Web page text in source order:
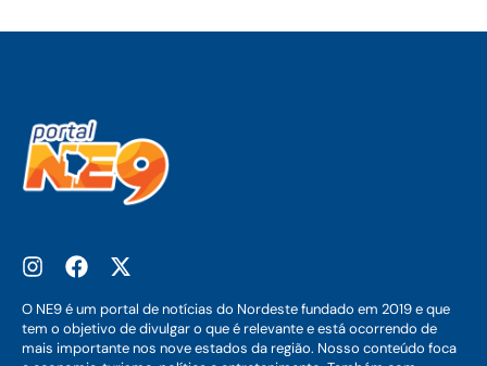
O NE9 é um portal de notícias do Nordeste fundado em 2019 e que
tem o objetivo de divulgar o que é relevante e está ocorrendo de
mais importante nos nove estados da região. Nosso conteúdo foca